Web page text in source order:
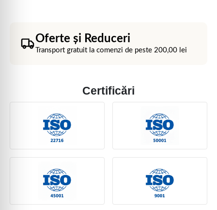
Oferte și Reduceri
Transport gratuit la comenzi de peste 200,00 lei
Certificări